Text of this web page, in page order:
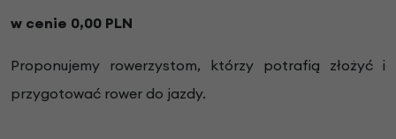
w cenie 0,00 PLN
Proponujemy rowerzystom, którzy potrafią złożyć i
przygotować rower do jazdy.